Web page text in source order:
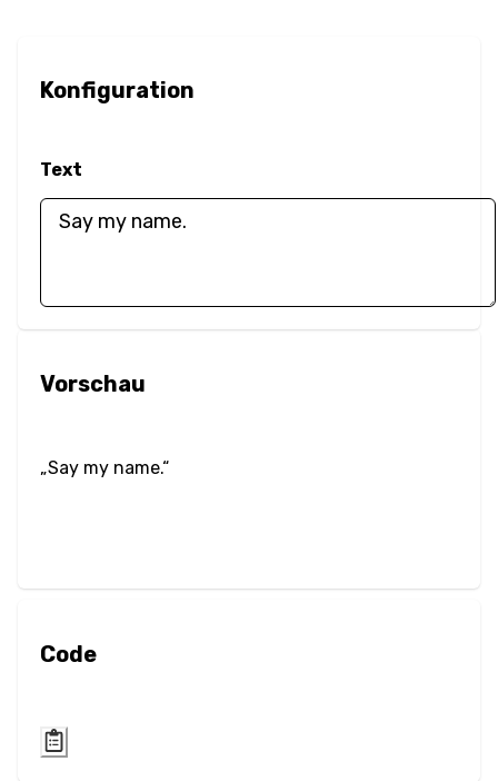
Größenänderung
Deckkraft
Überlauf
Schattenwurf
Konfiguration
Text
Vorschau
Say my name.
Code